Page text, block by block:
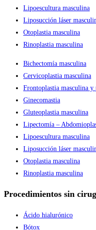
Lipoescultura masculina
Liposucción láser
Otoplastia masculina
Rinoplastia masculina
Bichectomía masculina
Cervicoplastia masculina
Frontoplastia masculina y
Ginecomastia
Gluteoplastia masculina
Lipectomía –
Lipoescultura masculina
Liposucción láser
Otoplastia masculina
Rinoplastia masculina
Procedimientos sin
Ácido hialurónico
Bótox